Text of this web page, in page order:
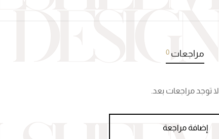
مراجعات 0
لا توجد مراجعات بعد.
إضافة مراجعة